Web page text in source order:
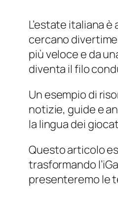
L’estate italiana
cercano
più veloce e da
diventa il filo
Un esempio di
notizie, guide e
la lingua dei
Questo articolo
trasformando
presenteremo le